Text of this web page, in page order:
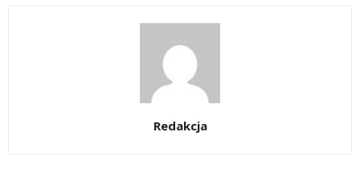
Redakcja